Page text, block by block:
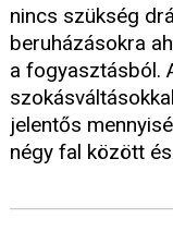
nincs szükség
beruházásokra
a fogyasztásból.
jelentős
négy fal között